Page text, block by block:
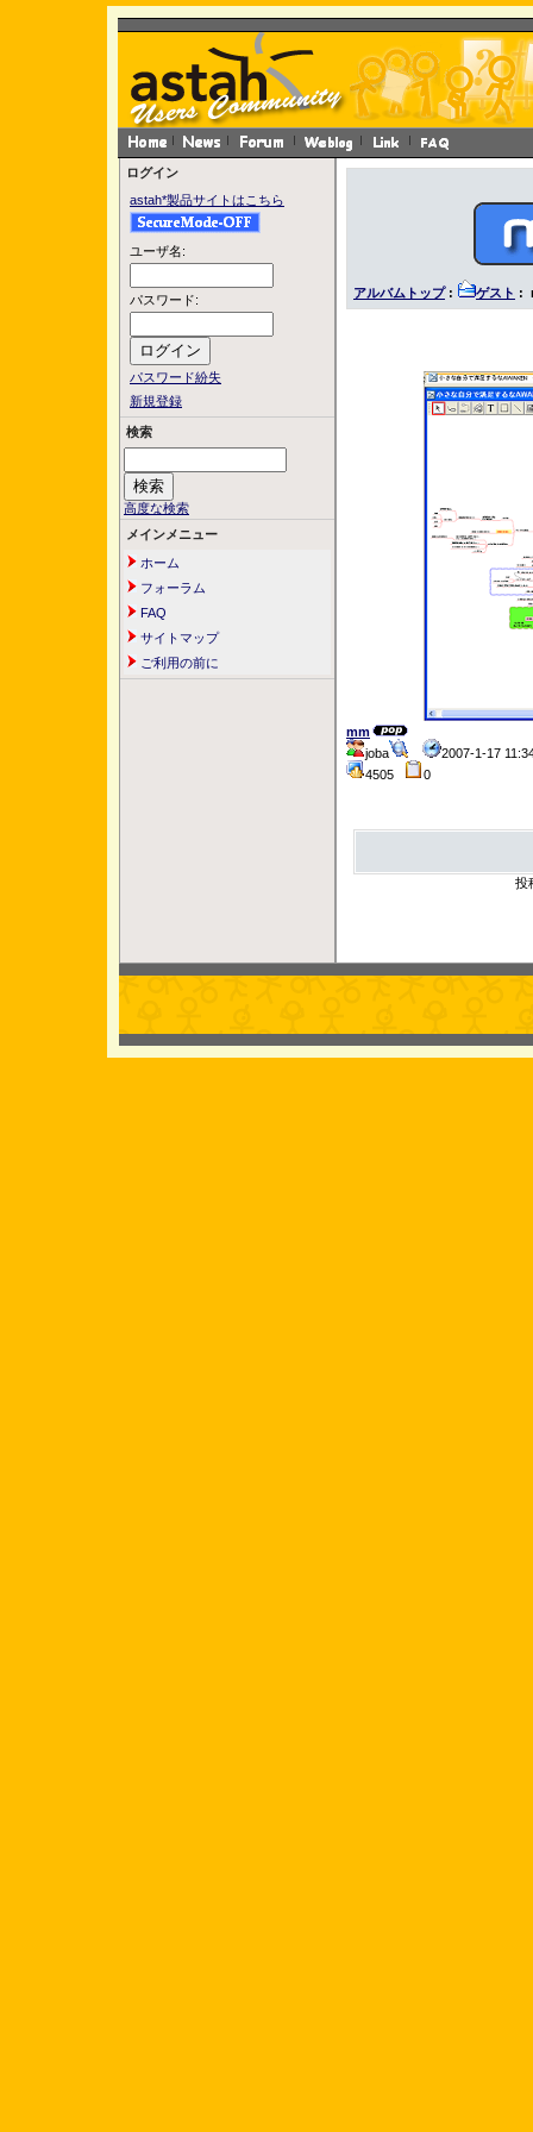
ログイン
astah*製品サイトはこちら
ユーザ名:
パスワード:
パスワード紛失
新規登録
検索
高度な検索
メインメニュー
ホーム
フォーラム
FAQ
サイトマップ
ご利用の前に
アルバムトップ: ゲスト :
mm
joba
2007-1-17
4505
0
投